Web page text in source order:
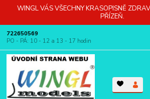
WINGL VÁS VŠECHNY KRASOPISNĚ
PŘÍZEŇ.
722650569
PO - PÁ: 10 - 12 a 13 - 17 hodin